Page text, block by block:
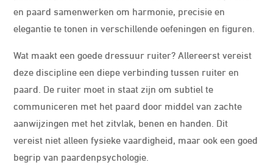
en paard samenwerken om harmonie, precisie en
elegantie te tonen in verschillende oefeningen en figuren.
Wat maakt een goede dressuur ruiter? Allereerst vereist
deze discipline een diepe verbinding tussen ruiter en
paard. De ruiter moet in staat zijn om subtiel te
communiceren met het paard door middel van zachte
aanwijzingen met het zitvlak, benen en handen. Dit
vereist niet alleen fysieke vaardigheid, maar ook een goed
begrip van paardenpsychologie.